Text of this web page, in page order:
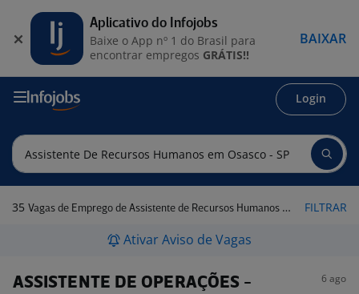
Login
35 Vagas de Emprego de Assistente de Recursos Humanos em Osasco - SP FILTRAR
Ativar Aviso de Vagas
ASSISTENTE DE OPERAÇÕES -
6 ago
Aplicativo do Infojobs
Baixe o App nº 1 do Brasil para
encontrar empregos GRÁTIS!!
BAIXAR